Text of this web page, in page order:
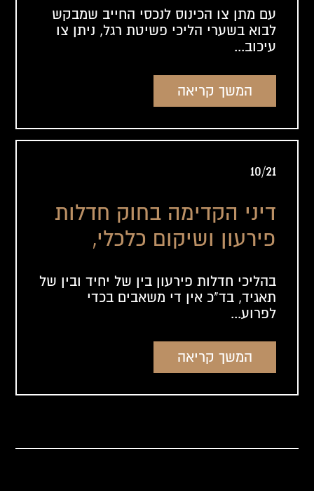
עם מתן צו הכינוס לנכסי החייב שמבקש
לבוא בשערי הליכי פשיטת רגל, ניתן צו
עיכוב...
המשך קריאה
10/21
דיני הקדימה בחוק חדלות
פירעון ושיקום כלכלי,
בהליכי חדלות פירעון בין של יחיד ובין של
תאגיד, בד"כ אין די משאבים בכדי
לפרוע...
המשך קריאה